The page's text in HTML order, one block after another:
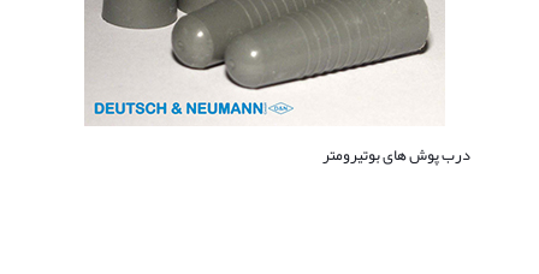
درب پوش های بوتیرومتر